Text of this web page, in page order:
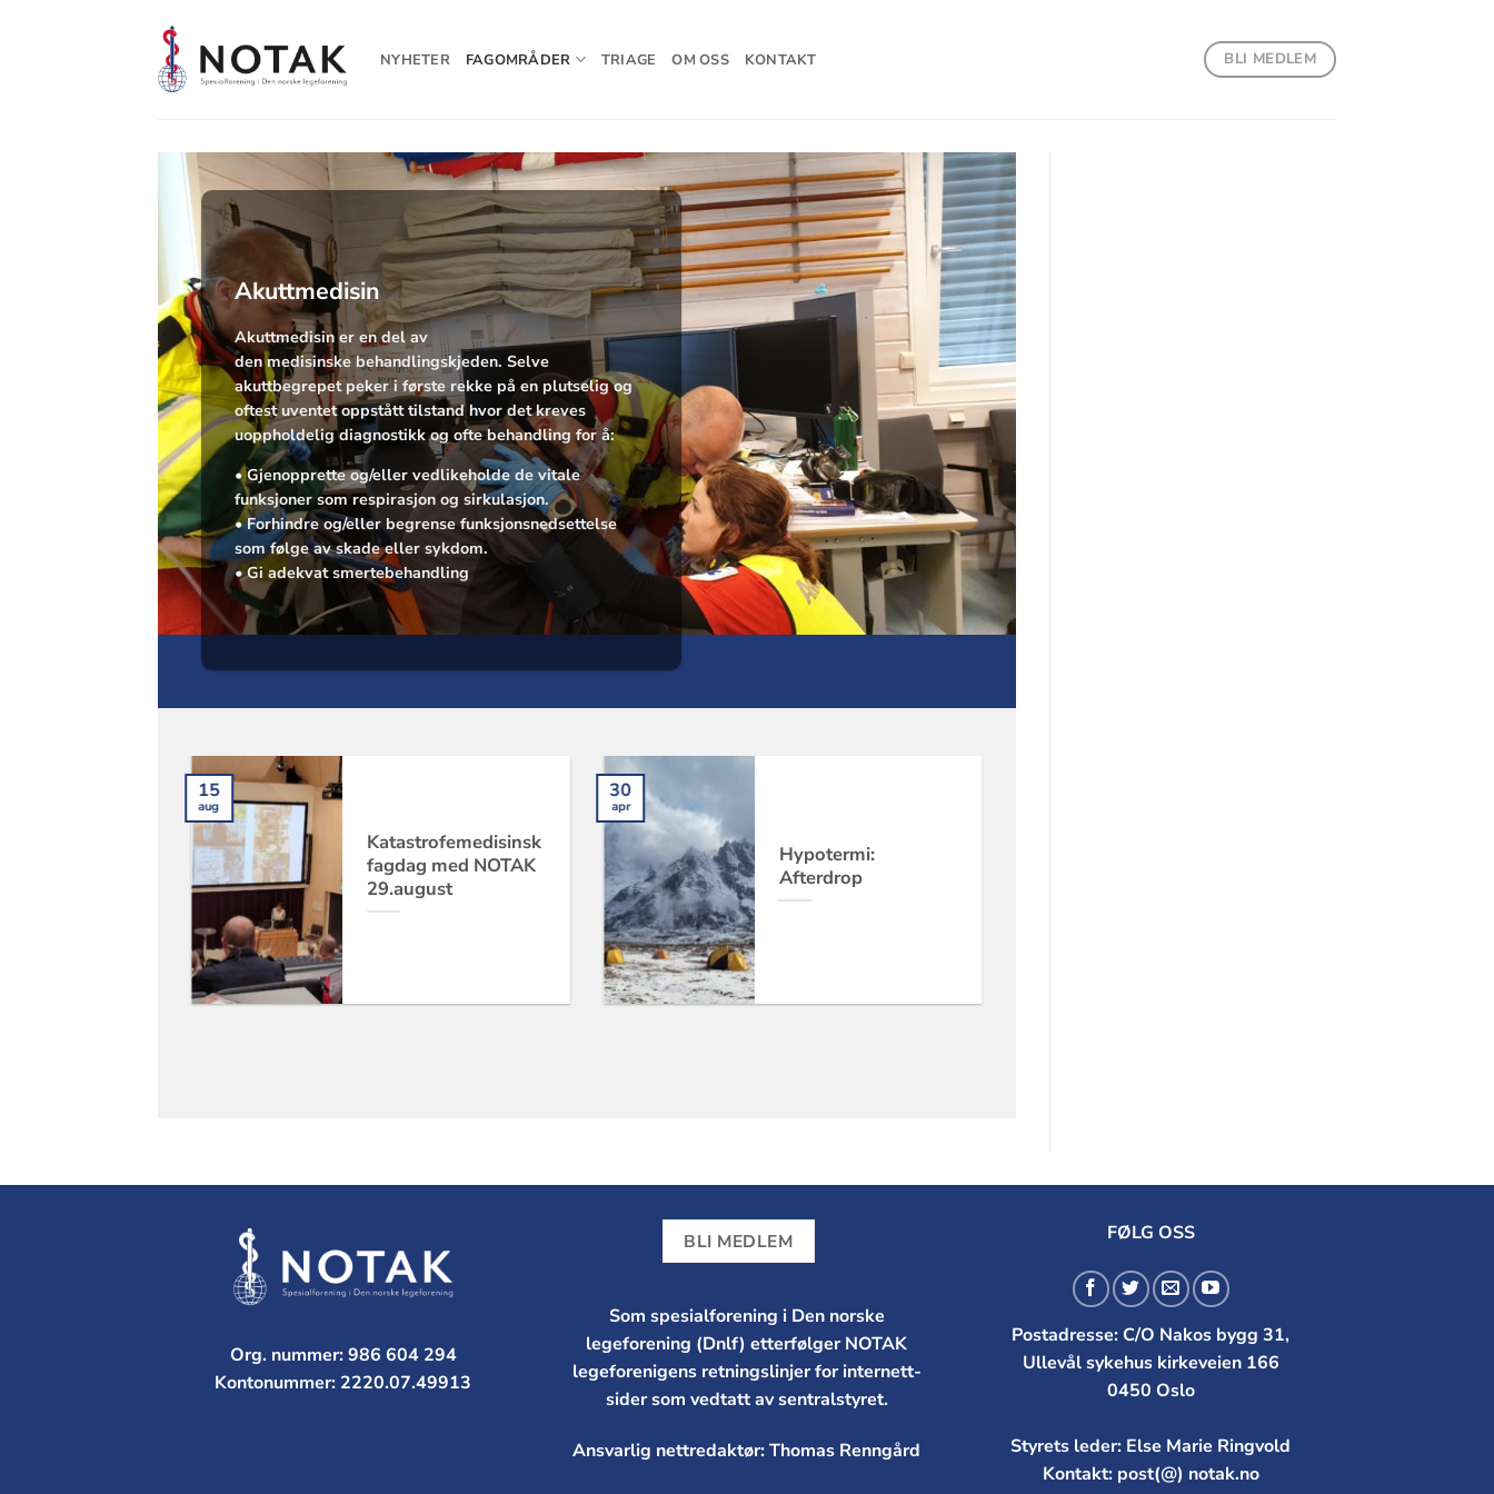
NYHETER FAGOMRÅDER TRIAGE OM OSS KONTAKT BLI MEDLEM
Akuttmedisin
Akuttmedisin er en del av
den medisinske behandlingskjeden. Selve
akuttbegrepet peker i første rekke på en plutselig og
oftest uventet oppstått tilstand hvor det kreves
uoppholdelig diagnostikk og ofte behandling for å:
• Gjenopprette og/eller vedlikeholde de vitale
funksjoner som respirasjon og sirkulasjon.
• Forhindre og/eller begrense funksjonsnedsettelse
som følge av skade eller sykdom.
• Gi adekvat smertebehandling
Katastrofemedisinsk
fagdag med NOTAK
29.august
15
aug
Hypotermi:
Afterdrop
30
apr
Org. nummer: 986 604 294
Kontonummer: 2220.07.49913
BLI MEDLEM
Som spesialforening i Den norske
legeforening (Dnlf) etterfølger NOTAK
legeforenigens retningslinjer for internett-
sider som vedtatt av sentralstyret.
Ansvarlig nettredaktør: Thomas Renngård
FØLG OSS
Postadresse: C/O Nakos bygg 31,
Ullevål sykehus kirkeveien 166
0450 Oslo
Styrets leder: Else Marie Ringvold
Kontakt: post(@) notak.no